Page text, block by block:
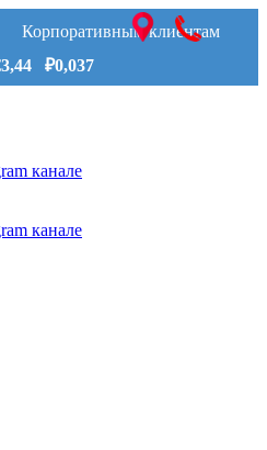
Корпоративным клиентам
₽0,037
канале
канале